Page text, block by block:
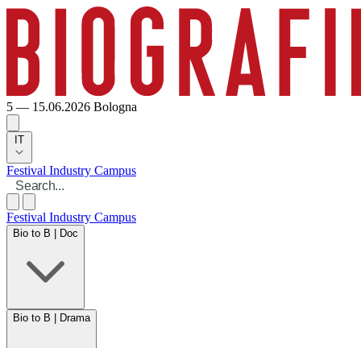
5 — 15.06.2026 Bologna
IT
Festival Industry Campus
Festival Industry Campus
Bio to B | Doc
Bio to B | Drama